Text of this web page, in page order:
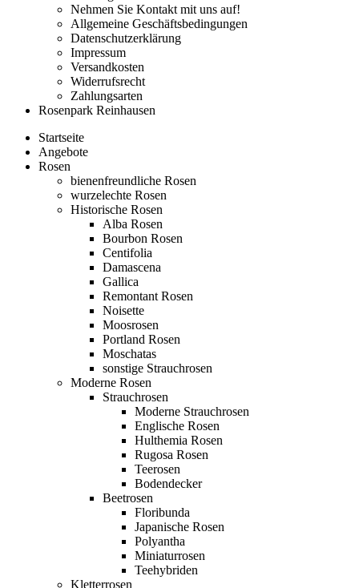
Nehmen Sie Kontakt mit uns auf!
Allgemeine Geschäftsbedingungen
Datenschutzerklärung
Impressum
Versandkosten
Widerrufsrecht
Zahlungsarten
Rosenpark Reinhausen
Startseite
Angebote
Rosen
bienenfreundliche Rosen
wurzelechte Rosen
Historische Rosen
Alba Rosen
Bourbon Rosen
Centifolia
Damascena
Gallica
Remontant Rosen
Noisette
Moosrosen
Portland Rosen
Moschatas
sonstige Strauchrosen
Moderne Rosen
Strauchrosen
Moderne Strauchrosen
Englische Rosen
Hulthemia Rosen
Rugosa Rosen
Teerosen
Bodendecker
Beetrosen
Floribunda
Japanische Rosen
Polyantha
Miniaturrosen
Teehybriden
Kletterrosen